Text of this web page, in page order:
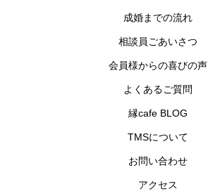
成婚までの流れ
相談員ごあいさつ
会員様からの喜びの声
よくあるご質問
縁cafe BLOG
TMSについて
お問い合わせ
アクセス